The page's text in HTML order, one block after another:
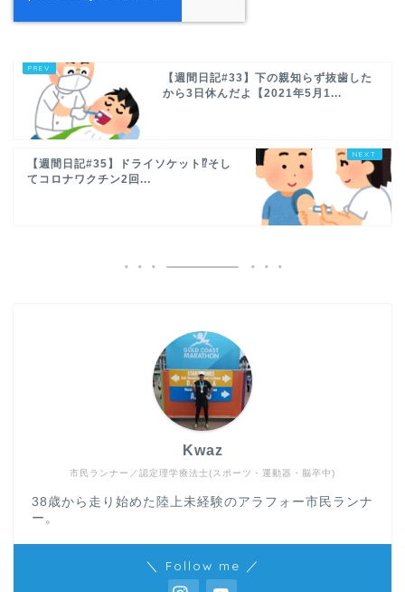
【週間日記#33】下の親知らず抜歯した
から3日休んだよ【2021年5月1...
【週間日記#35】ドライソケット⁉そし
てコロナワクチン2回...
市民ランナー／認定理学療法士(スポーツ・運動器・脳卒中)
Kwaz
38歳から走り始めた陸上未経験のアラフォー市民ランナ
ー。
＼ Follow me ／